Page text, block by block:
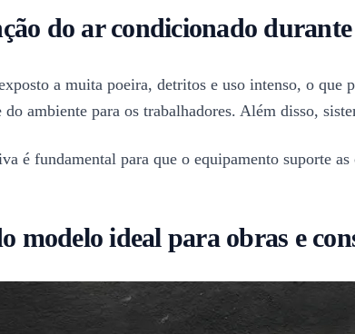
do ar condicionado durante
a muita poeira, detritos e uso intenso, o
ambiente para os trabalhadores. Além disso,
é fundamental para que o equipamento suporte
modelo ideal para obras e